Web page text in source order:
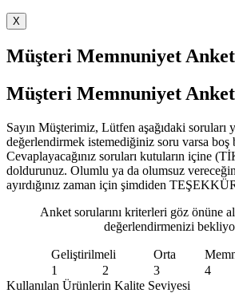
X
Müşteri Memnuniyet
Müşteri Memnuniyet
Sayın Müşterimiz, Lütfen aşağıdaki soruları
değerlendirmek istemediğiniz soru varsa boş
Cevaplayacağınız soruları kutuların içine
doldurunuz. Olumlu ya da olumsuz
ayırdığınız zaman için şimdiden
Anket sorularını kriterleri göz önüne
değerlendirmenizi
Geliştirilmeli Orta
1
2 3 4
Kullanılan Ürünlerin Kalite Seviyesi